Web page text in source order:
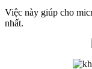
Việc này giúp cho
nhất.